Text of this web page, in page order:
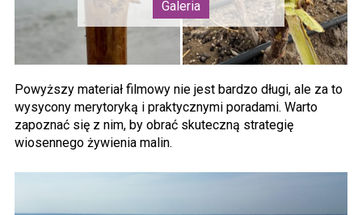
Powyższy materiał filmowy nie jest bardzo długi, ale za to
wysycony merytoryką i praktycznymi poradami. Warto
zapoznać się z nim, by obrać skuteczną strategię
wiosennego żywienia malin.